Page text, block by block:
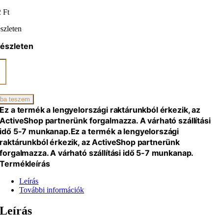
Ft
teszem
Ez a termék a lengyelországi raktárunkból érkezik, az
ActiveShop partnerünk forgalmazza. A várható szállítási
idő 5-7 munkanap.Ez a termék a lengyelországi
raktárunkból érkezik, az ActiveShop partnerünk
forgalmazza. A várható szállítási idő 5-7 munkanap.
Termékleírás
Leírás
További információk
Leírás